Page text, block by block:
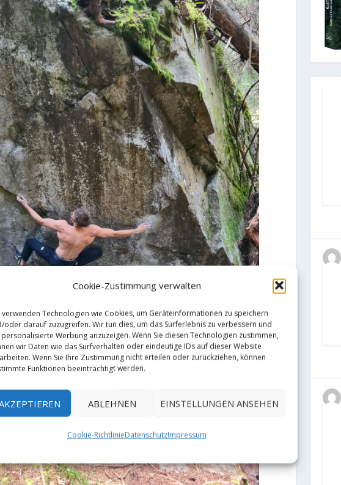
Cookie-Zustimmung verwalten
verwenden Technologien wie Cookies, um Geräteinformationen zu speichern
oder darauf zuzugreifen. Wir tun dies, um das Surferlebnis zu verbessern und
Werbung anzuzeigen. Wenn Sie diesen Technologien zustimmen,
wir Daten wie das Surfverhalten oder eindeutige IDs auf dieser Website
Wenn Sie Ihre Zustimmung nicht erteilen oder zurückziehen, können
Funktionen beeinträchtigt werden.
ABLEHNEN EINSTELLUNGEN ANSEHEN
Cookie-RichtlinieDatenschutzImpressum